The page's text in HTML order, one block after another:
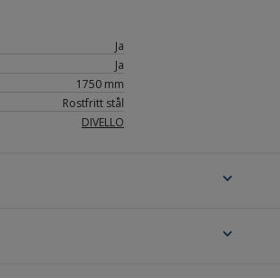
Ja
Ja
1750 mm
Rostfritt stål
DIVELLO
expand_more
expand_more